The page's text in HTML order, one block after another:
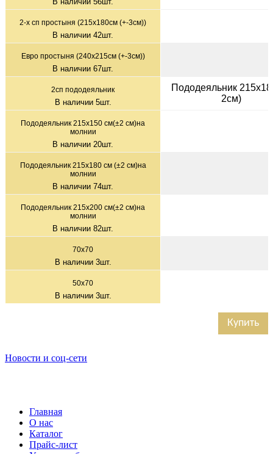
2-х сп простыня (215х180см (+-3см))
В наличии 42шт.
Евро простыня (240х215см (+-3см))
В наличии 67шт.
2сп пододеяльник
В наличии 5шт.
Пододеяльник
2см)
Пододеяльник 215х150 см(±2 см)на
молнии
В наличии 20шт.
Пододеяльник 215х180 см (±2 см)на
молнии
В наличии 74шт.
Пододеяльник 215х200 см(±2 см)на
молнии
В наличии 82шт.
70x70
В наличии 3шт.
50x70
В наличии 3шт.
Купить
Новости и соц-сети
Главная
О нас
Каталог
Прайс-лист